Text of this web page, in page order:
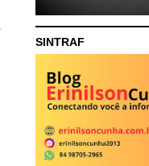
SINTRAF